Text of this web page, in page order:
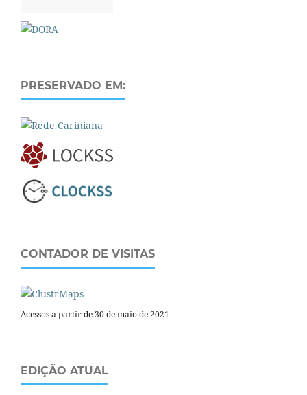
PRESERVADO EM:
CONTADOR DE VISITAS
Acessos a partir de 30 de maio de 2021
EDIÇÃO ATUAL